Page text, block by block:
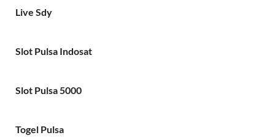
Live Sdy
Slot Pulsa Indosat
Slot Pulsa 5000
Togel Pulsa